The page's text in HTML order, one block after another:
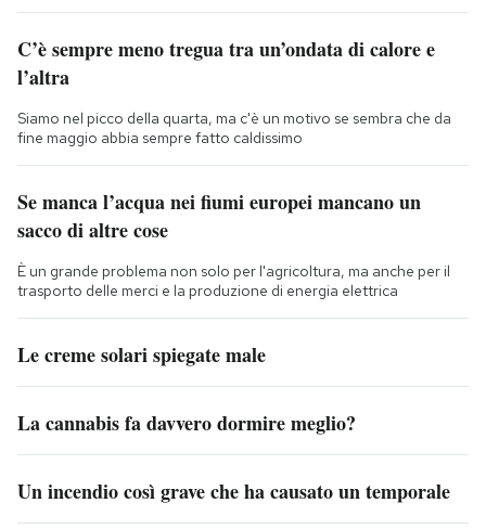
C’è sempre meno tregua tra un’ondata di calore e
l’altra
Siamo nel picco della quarta, ma c'è un motivo se sembra che da
fine maggio abbia sempre fatto caldissimo
Se manca l’acqua nei fiumi europei mancano un
sacco di altre cose
È un grande problema non solo per l'agricoltura, ma anche per il
trasporto delle merci e la produzione di energia elettrica
Le creme solari spiegate male
La cannabis fa davvero dormire meglio?
Un incendio così grave che ha causato un temporale